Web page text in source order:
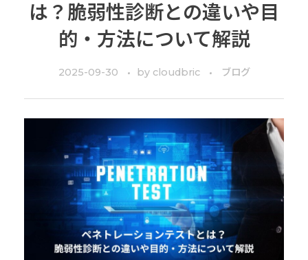
は？脆弱性診断との違いや目
的・方法について解説
2025-09-30 by cloudbric ブログ